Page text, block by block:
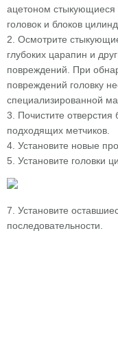
ацетоном стыкующиеся
головок и блоков
2. Осмотрите
глубоких царапин и
повреждений. При
повреждений головку
специализированной
3. Почистите
подходящих метчиков.
4. Установите новые
5. Установите головки
7. Установите
последовательности.